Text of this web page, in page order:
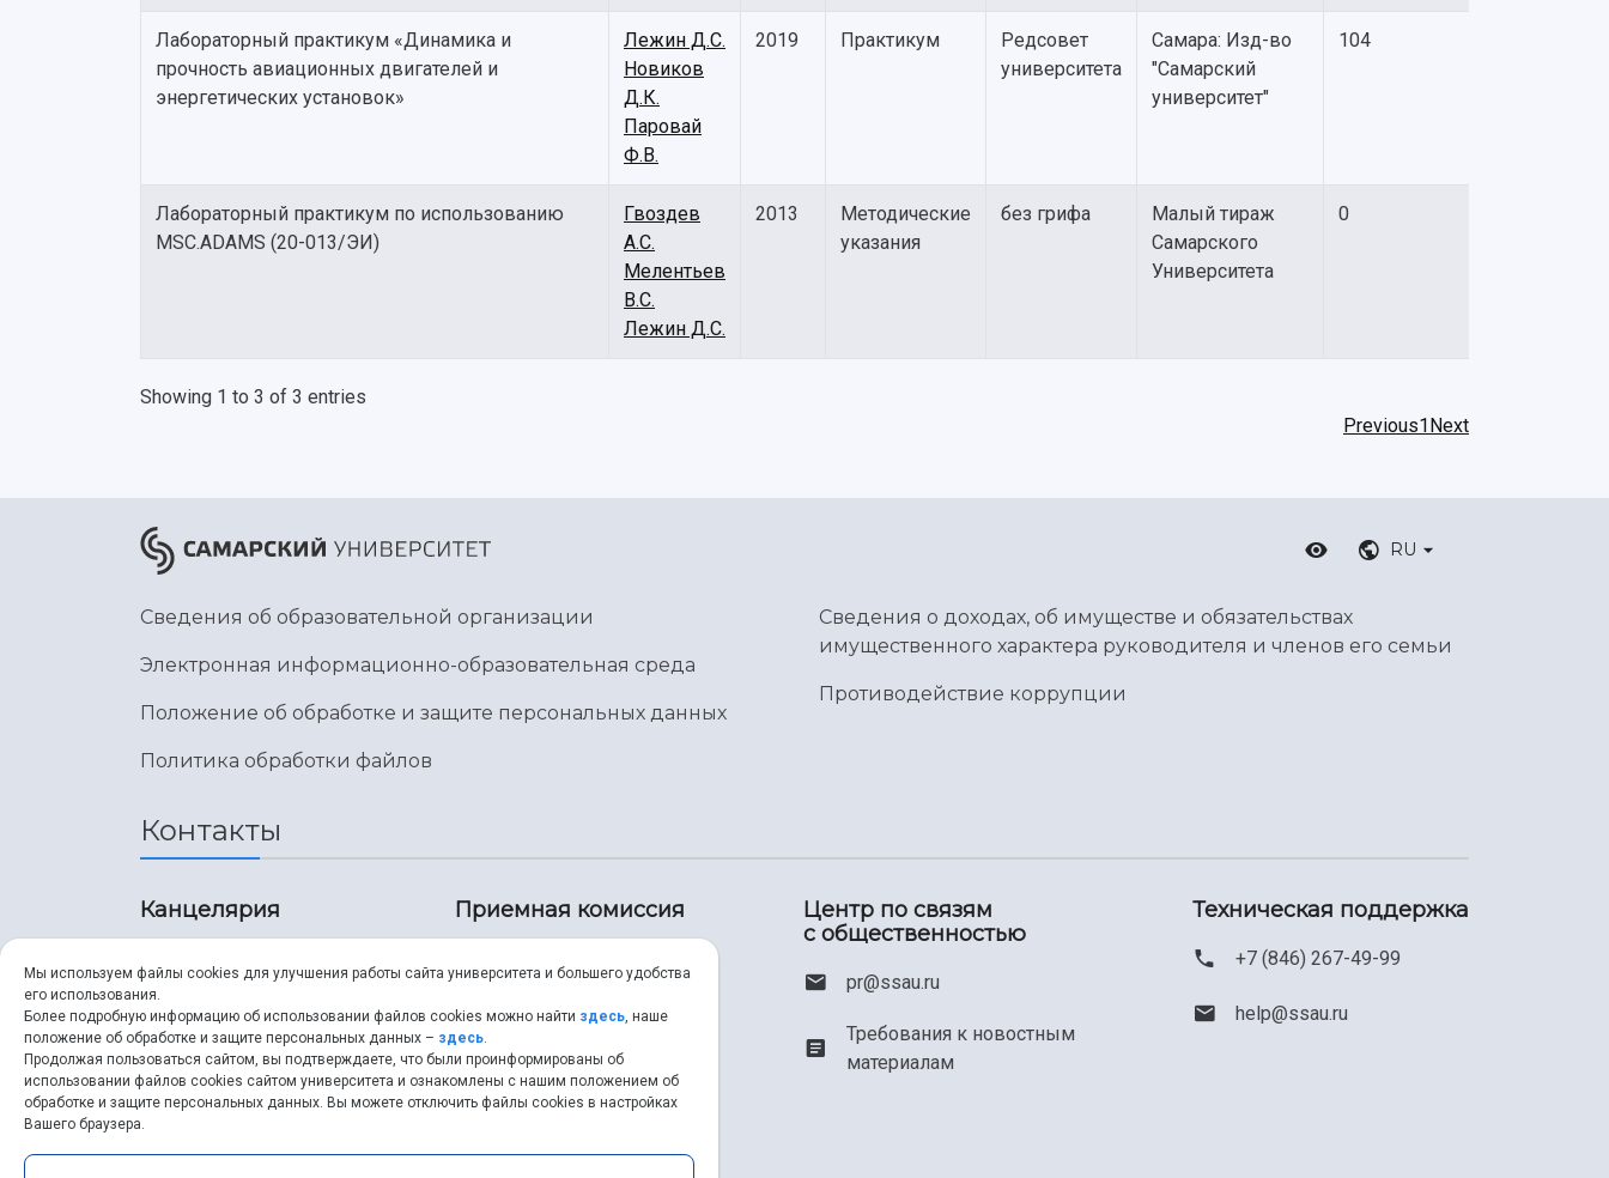
Лабораторный практикум «Динамика и
прочность авиационных двигателей и
энергетических установок»
Лежин Д.С.
Новиков
Д.К.
Паровай
Ф.В.
2019 Практикум
Редсовет
университета
Самара: Изд-во
"Самарский
университет"
104
Лабораторный практикум по использованию
MSC.ADAMS (20-013/ЭИ)
Гвоздев
А.С.
Мелентьев
В.С.
Лежин Д.С.
2013
Методические
указания
без грифа
Малый тираж
Самарского
Университета
0
Showing 1 to 3 of 3 entries
Previous1Next
RU
Сведения об образовательной организации
Электронная информационно-образовательная среда
Положение об обработке и защите персональных данных
Политика обработки файлов
Сведения о доходах, об имуществе и обязательствах
имущественного характера руководителя и членов его семьи
Противодействие коррупции
Контакты
Канцелярия
8 (846) 267-43-70
ssau@ssau.ru
Приемная комиссия
8 (846) 267-48-67
priem@ssau.ru
Центр по связям
с общественностью
pr@ssau.ru
Требования к новостным
материалам
Техническая поддержка
+7 (846) 267-49-99
help@ssau.ru
Мы используем файлы cookies для улучшения работы сайта университета и большего удобства
его использования.
Более подробную информацию об использовании файлов cookies можно найти здесь, наше
положение об обработке и защите персональных данных – здесь.
Продолжая пользоваться сайтом, вы подтверждаете, что были проинформированы об
использовании файлов cookies сайтом университета и ознакомлены с нашим положением об
обработке и защите персональных данных. Вы можете отключить файлы cookies в настройках
Вашего браузера.